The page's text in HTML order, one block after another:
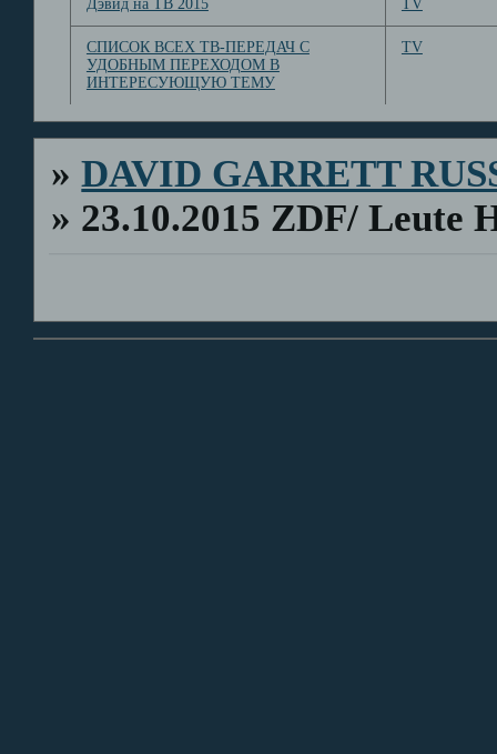
Дэвид на ТВ 2015 TV
СПИСОК ВСЕХ ТВ-ПЕРЕДАЧ С
УДОБНЫМ ПЕРЕХОДОМ В
ИНТЕРЕСУЮЩУЮ ТЕМУ
TV
»DAVID GARRETT
» 23.10.2015 ZDF/ Leute